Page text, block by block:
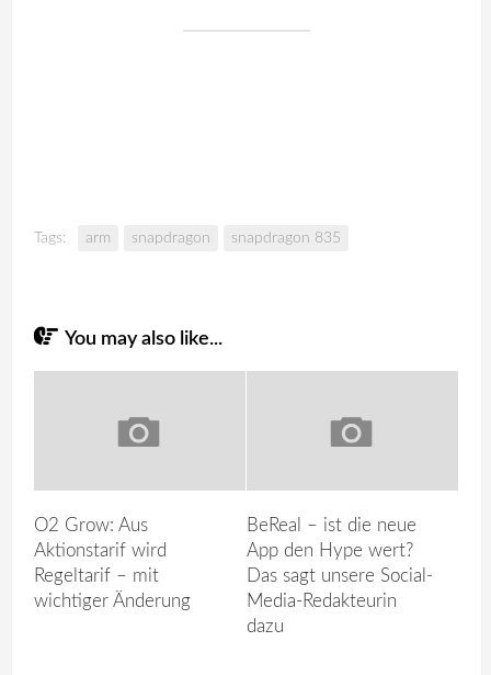
Tags: arm snapdragon snapdragon 835
You may also like...
O2 Grow: Aus
Aktionstarif wird
Regeltarif – mit
wichtiger Änderung
BeReal – ist die neue
App den Hype wert?
Das sagt unsere Social-
Media-Redakteurin
dazu